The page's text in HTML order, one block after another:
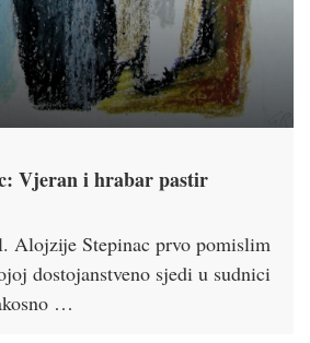
Vjeran i hrabar pastir
Alojzije Stepinac prvo pomislim
dostojanstveno sjedi u sudnici
…